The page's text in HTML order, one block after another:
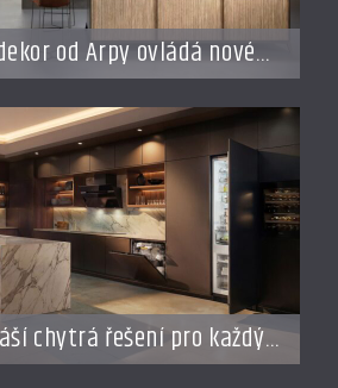
od Arpy ovládá nové
chytrá řešení pro každý